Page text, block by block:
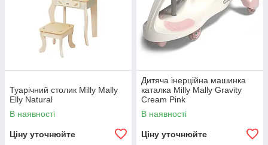
Туарічний столик Milly Mally
Elly Natural
В наявності
Ціну уточнюйте
Дитяча інерційна машинка
каталка Milly Mally Gravity
Cream Pink
В наявності
Ціну уточнюйте